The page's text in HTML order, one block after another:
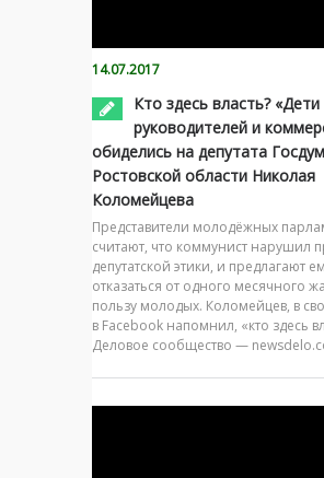
14.07.2017
Кто здесь власть? «Дети
руководителей и
обиделись на депутата
Ростовской области Николая
Коломейцева
Представители молодёжных
считают, что коммунист нарушил
депутатской этики, и предлагают
отказаться от одного месячного
пользу молодых. Коломейцев, в
в Facebook напомнил, «кто здесь
Деловое сообщество —